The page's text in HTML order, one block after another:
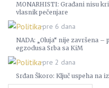
MONARHISTI: Građani nisu
vlasnik pečenjare
Politikapre 6 dana
NADA: „Oluja“ nije završena
egzodusa Srba sa KiM
Politikapre 2 dana
Srđan Škoro: Ključ uspeha na